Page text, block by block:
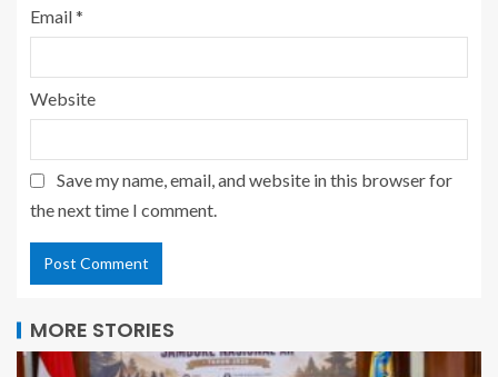
Email*
Website
Save my name, email, and website in this browser for
the next time I comment.
MORE STORIES